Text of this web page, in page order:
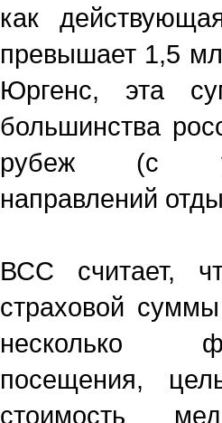
как
превышает 1,5
Юргенс, эта
большинства
рубеж (с
направлений
ВСС считает,
страховой
несколько
посещения,
стоимость